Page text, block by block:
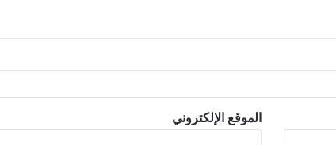
الموقع الإلكتروني